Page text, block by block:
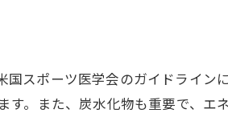
スポーツ医学会のガイドライン
す。また、炭水化物も重要で、エ